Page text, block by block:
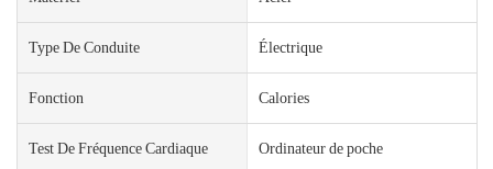
Type De Conduite Électrique
Fonction Calories
Test De Fréquence Cardiaque Ordinateur de poche